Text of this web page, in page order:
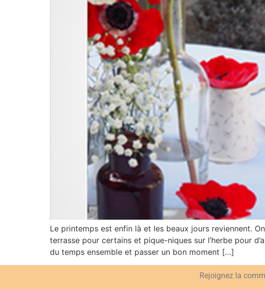
Le printemps est enfin là et les beaux jours reviennent.
terrasse pour certains et pique-niques sur l’herbe pour
du temps ensemble et passer un bon moment […]
Rejoignez la